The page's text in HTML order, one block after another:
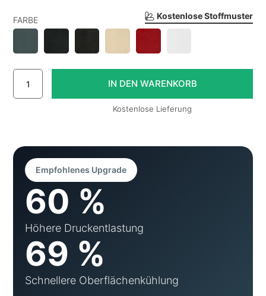
Kostenlose Stoffmuster
FARBE
Kostenlose Lieferung
Empfohlenes Upgrade
60 %
Höhere Druckentlastung
69 %
Schnellere Oberflächenkühlung